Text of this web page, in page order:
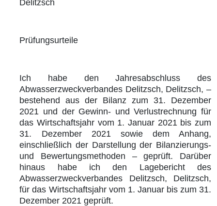
Delitzsch
Prüfungsurteile
Ich habe den Jahresabschluss des
Abwasserzweckverbandes Delitzsch, Delitzsch, –
bestehend aus der Bilanz zum 31. Dezember
2021 und der Gewinn- und Verlustrechnung für
das Wirtschaftsjahr vom 1. Januar 2021 bis zum
31. Dezember 2021 sowie dem Anhang,
einschließlich der Darstellung der Bilanzierungs-
und Bewertungsmethoden – geprüft. Darüber
hinaus habe ich den Lagebericht des
Abwasserzweckverbandes Delitzsch, Delitzsch,
für das Wirtschaftsjahr vom 1. Januar bis zum 31.
Dezember 2021 geprüft.